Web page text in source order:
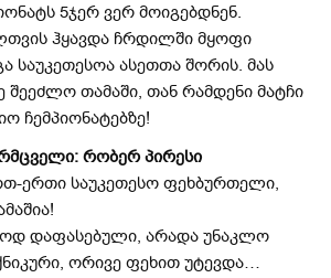
5ჯერ ვერ მოიგებდნენ.
ჰყავდა ჩრდილში მყოფი
საუკეთესოა ასეთთა შორის. მას
შეეძლო თამაში, თან რამდენი მატჩი
ჩემპიონატებზე!
რობერ პირესი
ერთი საუკეთესო ფეხბურთელი,
დაფასებული, არადა უნაკლო
ორივე ფეხით უტევდა…